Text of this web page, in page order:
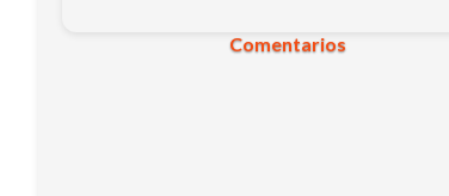
Comentarios